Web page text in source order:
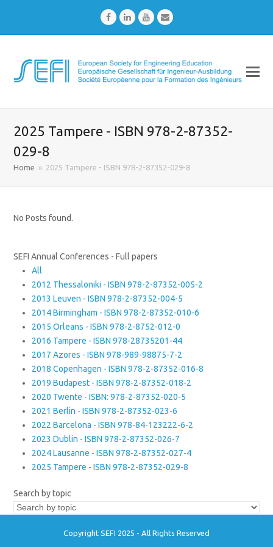
FacebookLinkedInYoutubeEmail
2025 Tampere - ISBN 978-2-87352-
029-8
Home » 2025 Tampere - ISBN 978-2-87352-029-8
No Posts found.
SEFI Annual Conferences - Full papers
All
2012 Thessaloniki - ISBN 978-2-87352-005-2
2013 Leuven - ISBN 978-2-87352-004-5
2014 Birmingham - ISBN 978-2-87352-010-6
2015 Orleans - ISBN 978-2-8752-012-0
2016 Tampere - ISBN 978-28735201-44
2017 Azores - ISBN 978-989-98875-7-2
2018 Copenhagen - ISBN 978-2-87352-016-8
2019 Budapest - ISBN 978-2-87352-018-2
2020 Twente - ISBN: 978-2-87352-020-5
2021 Berlin - ISBN 978-2-87352-023-6
2022 Barcelona - ISBN 978-84-123222-6-2
2023 Dublin - ISBN 978-2-87352-026-7
2024 Lausanne - ISBN 978-2-87352-027-4
2025 Tampere - ISBN 978-2-87352-029-8
Search by topic
Copyright SEFI 2025 - All Rights Reserved